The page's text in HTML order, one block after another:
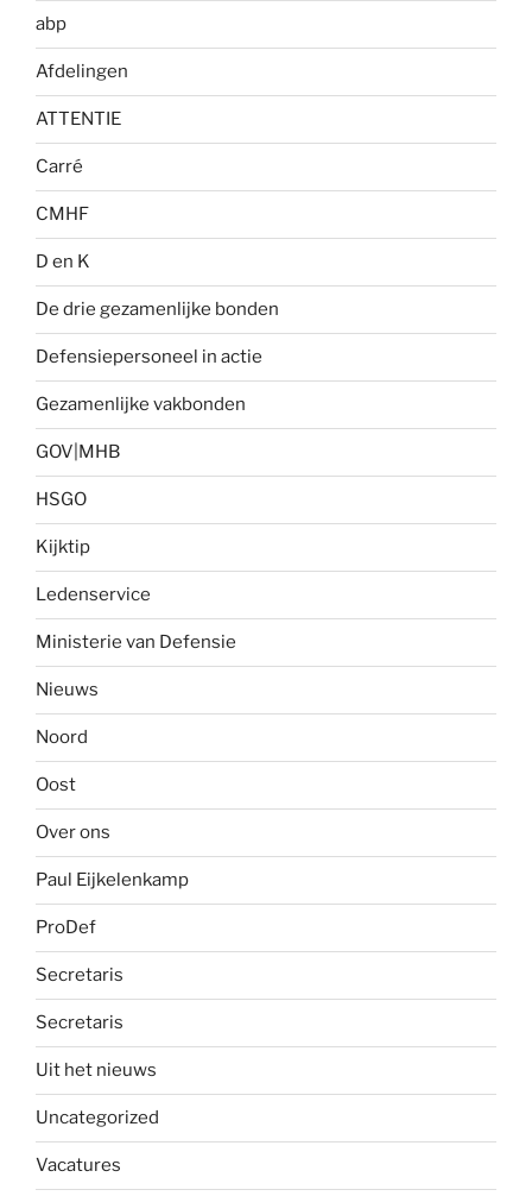
abp
Afdelingen
ATTENTIE
Carré
CMHF
D en K
De drie gezamenlijke bonden
Defensiepersoneel in actie
Gezamenlijke vakbonden
GOV|MHB
HSGO
Kijktip
Ledenservice
Ministerie van Defensie
Nieuws
Noord
Oost
Over ons
Paul Eijkelenkamp
ProDef
Secretaris
Secretaris
Uit het nieuws
Uncategorized
Vacatures